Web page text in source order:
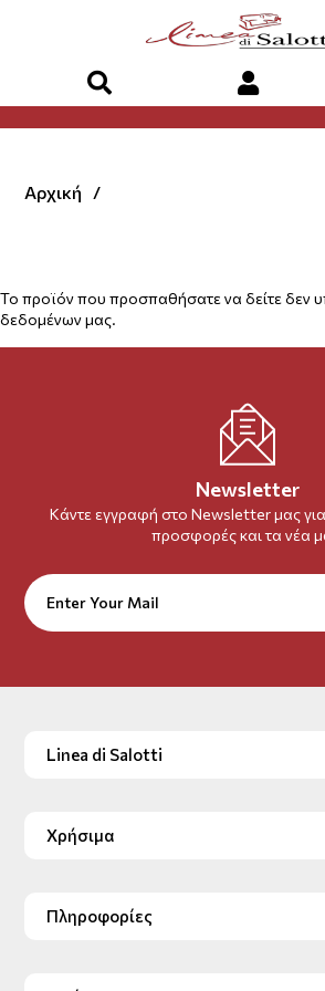
Αρχική
Το προϊόν που προσπαθήσατε να δείτε δεν
δεδομένων μας.
Newsletter
Κάντε εγγραφή στο Newsletter μας για
προσφορές και τα νέα
Linea di Salotti
Χρήσιμα
Πληροφορίες